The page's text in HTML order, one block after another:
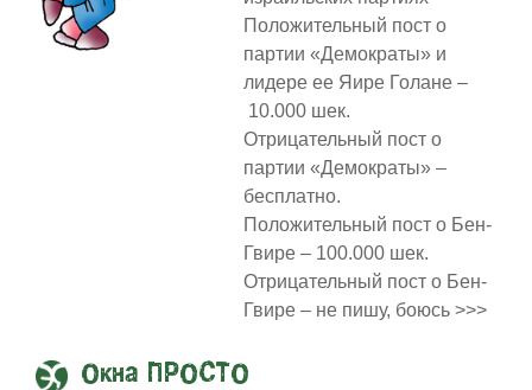
Положительный пост о
партии «Демократы» и
лидере ее Яире Голане –
10.000 шек.
Отрицательный пост о
партии «Демократы» –
бесплатно.
Положительный пост о Бен-
Гвире – 100.000 шек.
Отрицательный пост о Бен-
Гвире – не пишу, боюсь >>>
Окна ПРОСТО